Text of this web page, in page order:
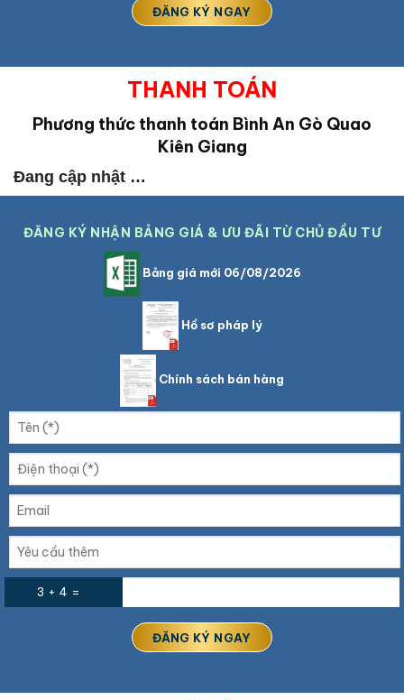
THANH TOÁN
Phương thức thanh toán Bình An Gò Quao
Kiên Giang
Đang cập nhật …
ĐĂNG KÝ NHẬN BẢNG GIÁ & ƯU ĐÃI TỪ CHỦ ĐẦU TƯ
Bảng giá mới 06/08/2026
Hồ sơ pháp lý
Chính sách bán hàng
3 + 4 =